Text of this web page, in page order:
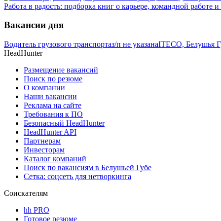
Работа в радость: подборка книг о карьере, командной работе
Вакансии дня
Водитель грузового транспортаз/п не указанаITECO, Белушья
HeadHunter
Размещение вакансий
Поиск по резюме
О компании
Наши вакансии
Реклама на сайте
Требования к ПО
Безопасный HeadHunter
HeadHunter API
Партнерам
Инвесторам
Каталог компаний
Поиск по вакансиям в Белушьей Губе
Сетка: соцсеть для нетворкинга
Соискателям
hh PRO
Готовое резюме